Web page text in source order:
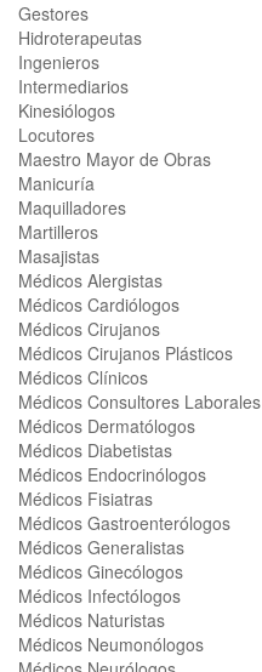
Gestores
Hidroterapeutas
Ingenieros
Intermediarios
Kinesiólogos
Locutores
Maestro Mayor de Obras
Manicuría
Maquilladores
Martilleros
Masajistas
Médicos Alergistas
Médicos Cardiólogos
Médicos Cirujanos
Médicos Cirujanos Plásticos
Médicos Clínicos
Médicos Consultores Laborales
Médicos Dermatólogos
Médicos Diabetistas
Médicos Endocrinólogos
Médicos Fisiatras
Médicos Gastroenterólogos
Médicos Generalistas
Médicos Ginecólogos
Médicos Infectólogos
Médicos Naturistas
Médicos Neumonólogos